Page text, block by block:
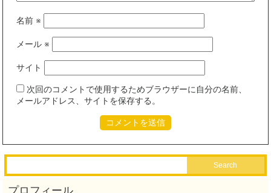
名前 ※
メール ※
サイト
次回のコメントで使用するためブラウザーに自分の名前、
メールアドレス、サイトを保存する。